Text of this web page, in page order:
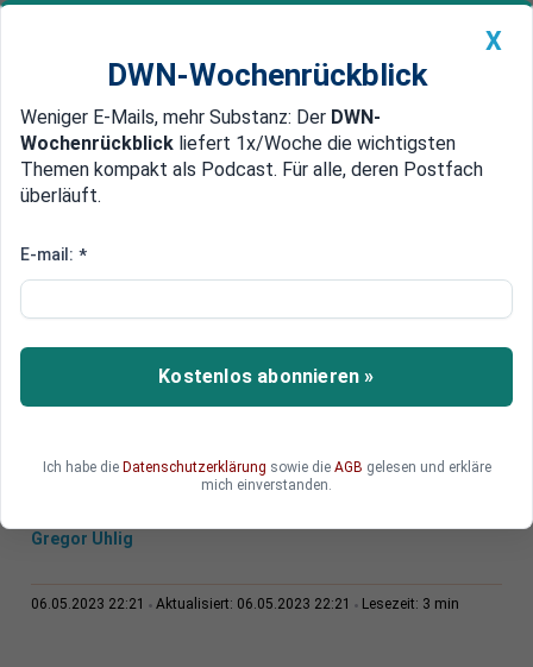
Newsticker MEIN DWN: Geldanlage Premium
Edelmetalle DWN-Magazin China
China meldet Erfolg mit Gehirn-
In China haben Forscher einen Affen mit einer
Gehirn-Computer-Schnittstelle versehen, sodass
er einen mechanischen Arm steuern konnte. Ziel
Gregor Uhlig
06.05.2023 22:21 Aktualisiert: 06.05.2023 22:21 Lesezeit: 3 min
X
DWN-Wochenrückblick
Weniger E-Mails, mehr Substanz: Der DWN-
Wochenrückblick liefert 1x/Woche die wichtigsten
Themen kompakt als Podcast. Für alle, deren Postfach
überläuft.
E-mail: *
Kostenlos abonnieren »
Ich habe die Datenschutzerklärung sowie die AGB gelesen und erkläre
mich einverstanden.